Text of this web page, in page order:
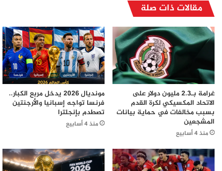
مقالات ذات صلة
غرامة بـ2.3 مليون دولار على
الاتحاد المكسيكي لكرة القدم
بسبب مخالفات في حماية بيانات
المشجعين
منذ 4 أسابيع
مونديال 2026 يدخل مربع الكبار..
فرنسا تواجه إسبانيا والأرجنتين
تصطدم بإنجلترا
منذ 4 أسابيع